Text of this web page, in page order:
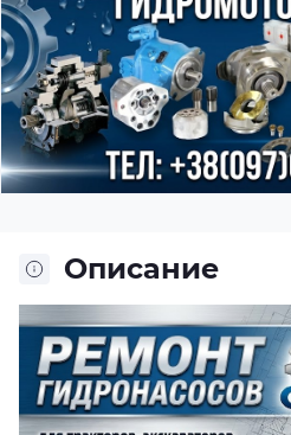
Описание